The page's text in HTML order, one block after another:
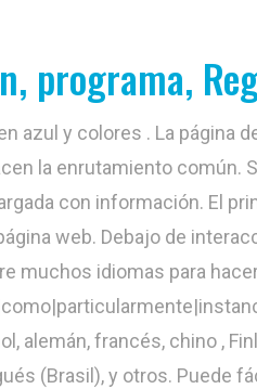
programa,
azul y colores . La página
la enrutamiento común.
con información. El
web. Debajo de
muchos idiomas para
alemán, francés, chino ,
(Brasil), y otros. Puede